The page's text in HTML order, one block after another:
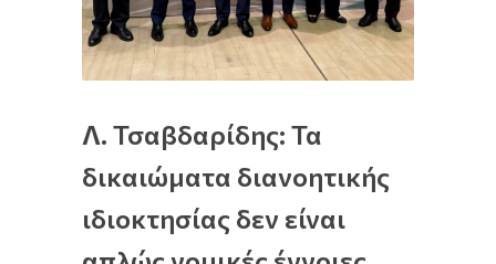
Λ. Τσαβδαρίδης: Τα
δικαιώματα διανοητικής
ιδιοκτησίας δεν είναι